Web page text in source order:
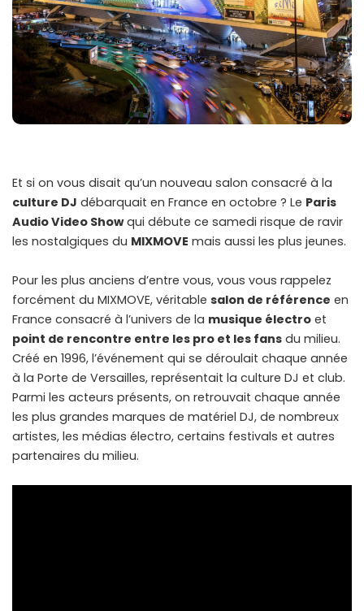
Et si on vous disait qu’un nouveau salon consacré à la
culture DJ débarquait en France en octobre ? Le Paris
Audio Video Showqui débute ce samedi risque de ravir
les nostalgiques du MIXMOVE mais aussi les plus jeunes.
Pour les plus anciens d’entre vous, vous vous rappelez
forcément du MIXMOVE, véritable salon de référence en
France consacré à l’univers de la musique électro et
point de rencontre entre les pro et les fans du milieu.
Créé en 1996, l’événement qui se déroulait chaque année
à la Porte de Versailles, représentait la culture DJ et club.
Parmi les acteurs présents, on retrouvait chaque année
les plus grandes marques de matériel DJ, de nombreux
artistes, les médias électro, certains festivals et autres
partenaires du milieu.